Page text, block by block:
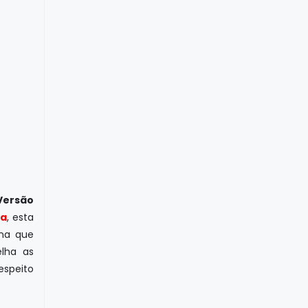
, esta
que
as